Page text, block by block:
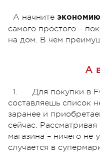
А начните экономию
самого простого –
на дом. В чем
А
1. Для покупки в
составляешь список
заранее и
сейчас.
магазина – ничего не
случается в